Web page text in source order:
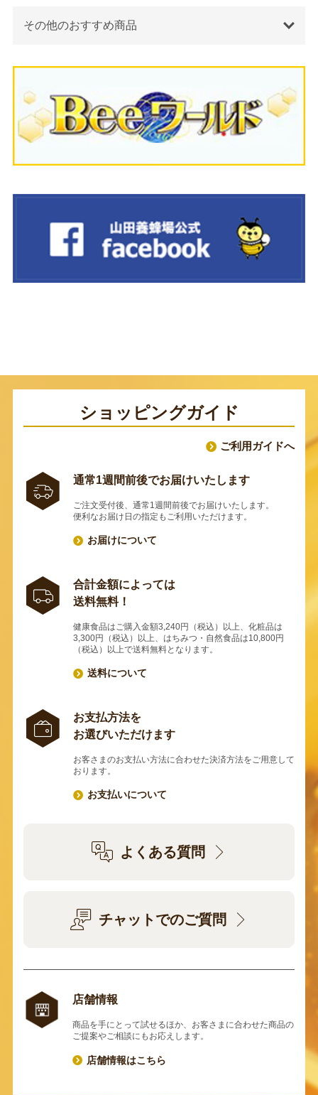
その他のおすすめ商品
ショッピングガイド
ご利用ガイドへ
通常1週間前後でお届けいたします
ご注文受付後、通常1週間前後でお届けいたします。
便利なお届け日の指定もご利用いただけます。
お届けについて
合計金額によっては
送料無料！
健康食品はご購入金額3,240円（税込）以上、化粧品は
3,300円（税込）以上、はちみつ・自然食品は10,800円
（税込）以上で送料無料となります。
送料について
お支払方法を
お選びいただけます
お客さまのお支払い方法に合わせた決済方法をご用意して
おります。
お支払いについて
よくある質問
チャットでのご質問
店舗情報
商品を手にとって試せるほか、お客さまに合わせた商品の
ご提案やご相談にもお応えします。
店舗情報はこちら